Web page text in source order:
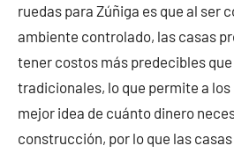
ruedas para Zúñiga es que al ser
ambiente controlado, las casas
tener costos más predecibles
tradicionales, lo que permite a
mejor idea de cuánto dinero
construcción, por lo que las